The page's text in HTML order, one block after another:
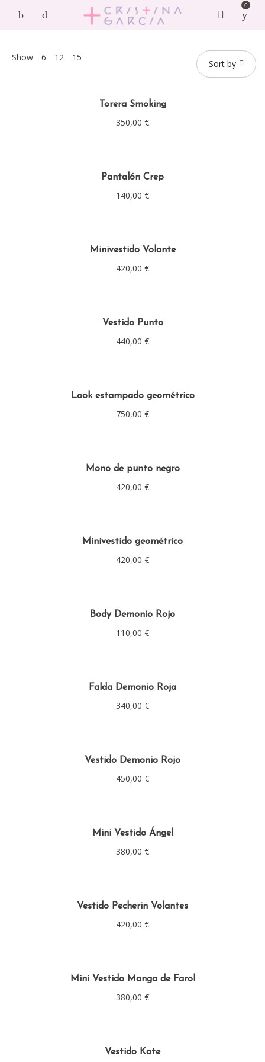
0
Show 6 12 15
Sort by
Torera Smoking
350,00 €
Pantalón Crep
140,00 €
Minivestido Volante
420,00 €
Vestido Punto
440,00 €
Look estampado geométrico
750,00 €
Mono de punto negro
420,00 €
Minivestido geométrico
420,00 €
Body Demonio Rojo
110,00 €
Falda Demonio Roja
340,00 €
Vestido Demonio Rojo
450,00 €
Mini Vestido Ángel
380,00 €
Vestido Pecherin Volantes
420,00 €
Mini Vestido Manga de Farol
380,00 €
Vestido Kate